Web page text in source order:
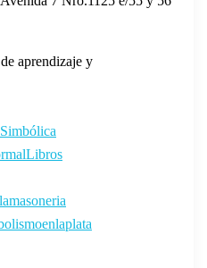
aprendizaje y